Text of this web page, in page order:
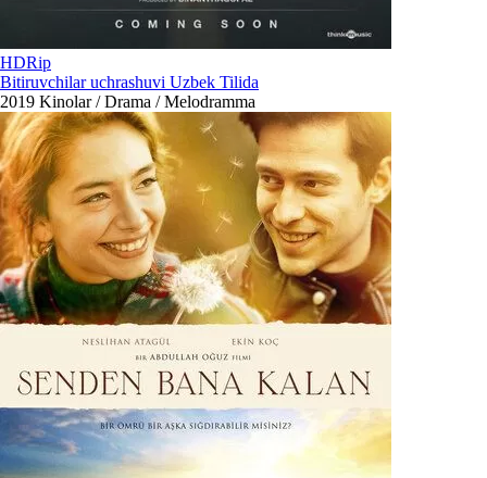
HDRip
Bitiruvchilar uchrashuvi Uzbek Tilida
2019 Kinolar / Drama / Melodramma